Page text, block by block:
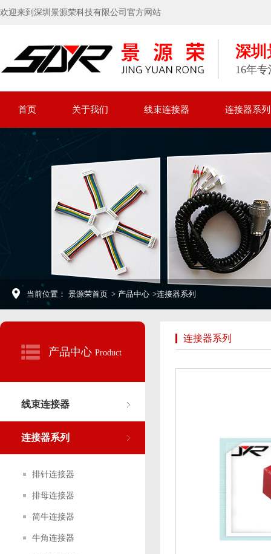
欢迎来到深圳景源荣科技有限公司官方网站
深圳
16年
首页 关于我们 线束连接器 连接器系列
当前位置： 景源荣首页 > 产品中心 >连接器系列
产品中心 Product
线束连接器
连接器系列
排针连接器
排母连接器
简牛连接器
牛角连接器
连接器系列